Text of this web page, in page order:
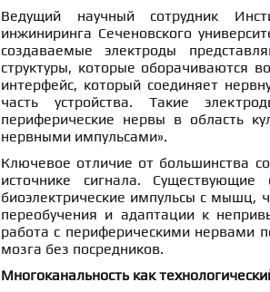
Ведущий научный сотрудник
инжиниринга Сеченовского
создаваемые электроды
структуры, которые оборачиваются
интерфейс, который соединяет
часть устройства. Такие
периферические нервы в область
нервными импульсами».
Ключевое отличие от большинства
источнике сигнала.
биоэлектрические импульсы с мышц,
переобучения и адаптации к
работа с периферическими нервами
мозга без посредников.
Многоканальность как